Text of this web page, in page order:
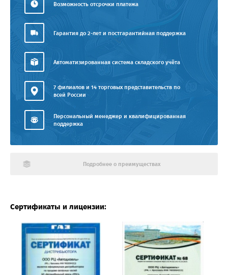
Возможность отсрочки платежа
Гарантия до 2-лет и постгарантийная поддержка
Автоматизированная система складского учёта
7 филиалов и 14 торговых представительств по
всей России
Персональный менеджер и квалифицированная
поддержка
Подробнее о преимуществах
Сертификаты и лицензии: